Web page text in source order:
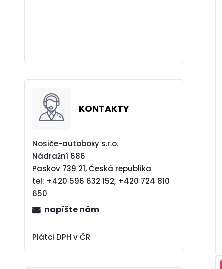
KONTAKTY
Nosiče-autoboxy s.r.o.
Nádražní 686
Paskov 739 21, Česká republika
tel: +420 596 632 152, +420 724 810
650
napíšte nám
Plátci DPH v ČR